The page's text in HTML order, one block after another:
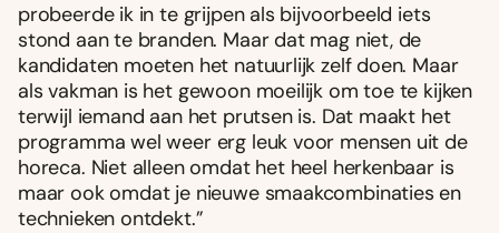
probeerde ik in te grijpen als bijvoorbeeld iets
stond aan te branden. Maar dat mag niet, de
kandidaten moeten het natuurlijk zelf doen. Maar
als vakman is het gewoon moeilijk om toe te kijken
terwijl iemand aan het prutsen is. Dat maakt het
programma wel weer erg leuk voor mensen uit de
horeca. Niet alleen omdat het heel herkenbaar is
maar ook omdat je nieuwe smaakcombinaties en
technieken ontdekt.”